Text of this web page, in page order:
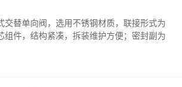
交替单向阀，选用不锈钢材质，联接形式为
组件，结构紧凑，拆装维护方便；密封副为